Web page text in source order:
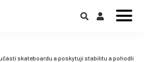
skateboardu a poskytují stabilitu a pohodlí